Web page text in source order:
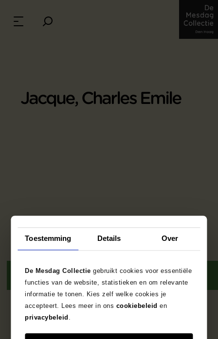
Toestemming Details Over
De Mesdag Collectie gebruikt cookies voor essentiële
functies van de website, statistieken en om relevante
informatie te tonen. Kies zelf welke cookies je
accepteert. Lees meer in ons cookiebeleid en
privacybeleid
Jacque, Charles Emile
results